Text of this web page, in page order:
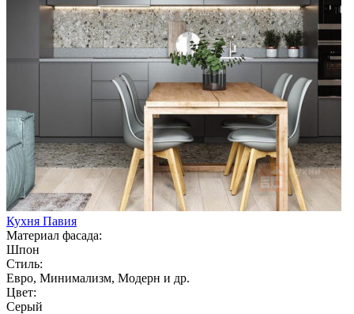
Кухня Павия
Материал фасада:
Шпон
Стиль:
Евро, Минимализм, Модерн и др.
Цвет:
Серый